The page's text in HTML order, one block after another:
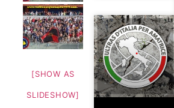
[SHOW AS
SLIDESHOW]